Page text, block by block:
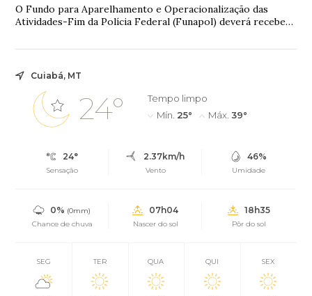
O Fundo para Aparelhamento e Operacionalização das
Atividades-Fim da Polícia Federal (Funapol) deverá receber
Cuiabá, MT
24°
Tempo limpo
Mín. 25° Máx. 39°
24°
Sensação
2.37km/h
Vento
46%
Umidade
0% (0mm)
Chance de chuva
07h04
Nascer do sol
18h35
Pôr do sol
SEG TER QUA QUI SEX